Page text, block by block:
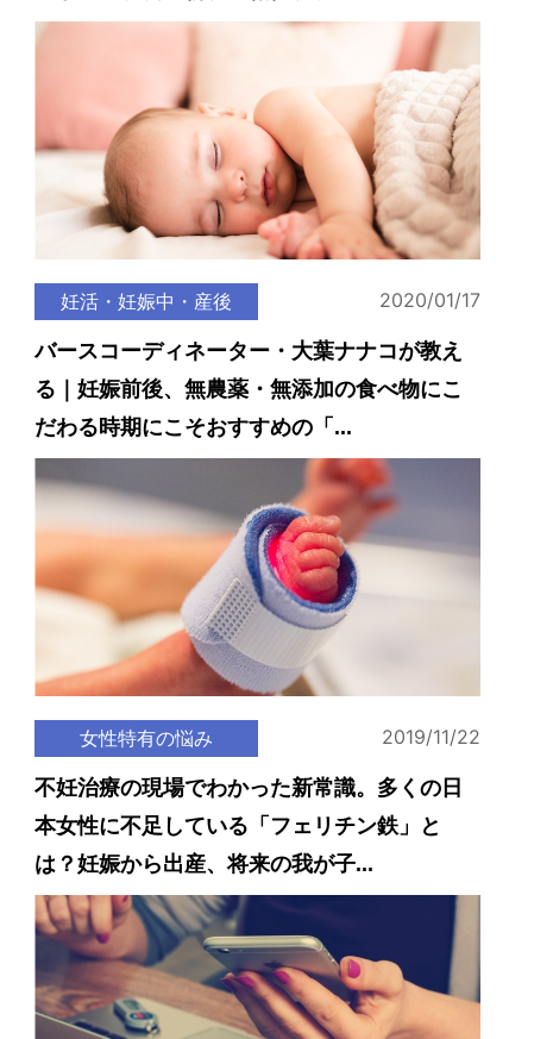
妊活・妊娠中・産後 2020/01/17
バースコーディネーター・大葉ナナコが教え
る｜妊娠前後、無農薬・無添加の食べ物にこ
だわる時期にこそおすすめの「...
女性特有の悩み 2019/11/22
不妊治療の現場でわかった新常識。多くの日
本女性に不足している「フェリチン鉄」と
は？妊娠から出産、将来の我が子...